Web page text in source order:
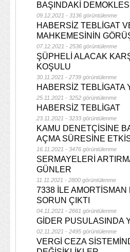
BAŞINDAKİ
09.12.2021 - 3136 görüntülenme
HABERSİZ TEBLİGAT
MAHKEMESİNİN
07.12.2021 - 2536 görüntülenme
ŞÜPHELİ ALACAK
KOŞULU
30.11.2021 - 2739 görüntülenme
HABERSİZ TEBLİGATA
25.11.2021 - 3252 görüntülenme
HABERSİZ TEBLİGAT
23.11.2021 - 3233 görüntülenme
KAMU DENETÇİSİNE
AÇMA SÜRESİNE
16.11.2021 - 3476 görüntülenme
SERMAYELERİ
GÜNLER
11.11.2021 - 2800 görüntülenme
7338 İLE
SORUN ÇIKTI
04.11.2021 - 2661 görüntülenme
GİDER PUSULASINDA
02.11.2021 - 2495 görüntülenme
VERGİ CEZA